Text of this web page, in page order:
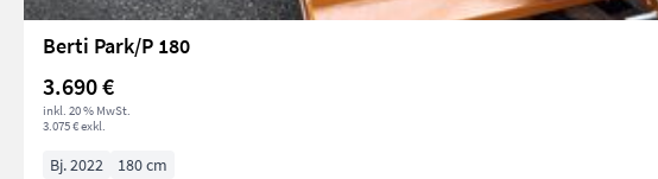
Berti Park/P 180
3.690 €
inkl. 20 % MwSt.
3.075 € exkl.
Bj. 2022 180 cm